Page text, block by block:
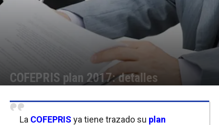
COFEPRIS plan 2017: detalles
La COFEPRIS ya tiene trazado su plan